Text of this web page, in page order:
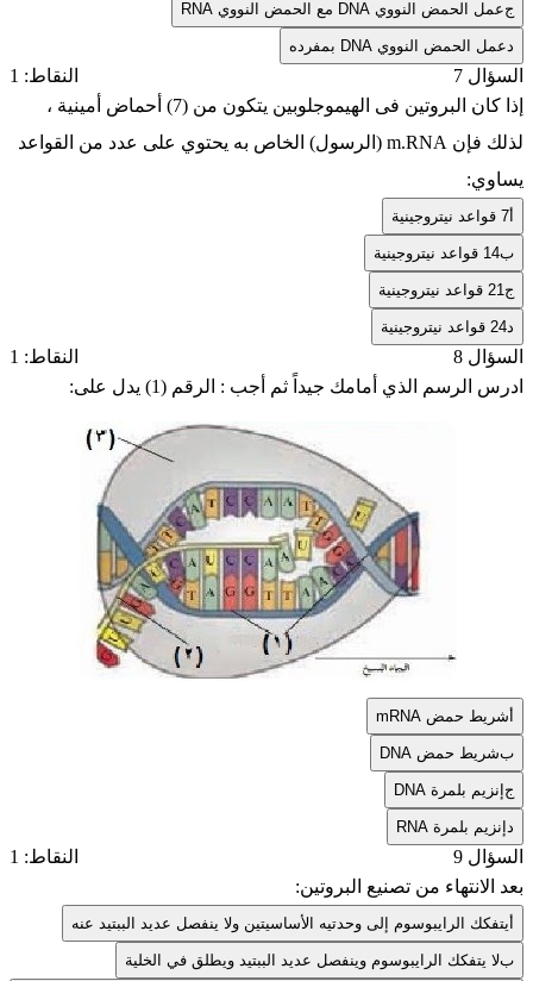
جعمل الحمض النووي DNA مع الحمض النووي RNA
عمل الحمض النووي DNA بمفرده
السؤال 7
النقاط: 1
إذا كان البروتين فى الهيموجلوبين يتكون من (7) أحماض أمينية ،
لذلك فإن m.RNA (الرسول) الخاص به يحتوي على عدد من القواعد
يساوي:
7 قواعد نيتروجينية
ب14 قواعد نيتروجينية
ج21 قواعد نيتروجينية
24 قواعد نيتروجينية
السؤال 8
النقاط: 1
ادرس الرسم الذي أمامك جيداً ثم أجب : الرقم (1) يدل على:
شريط حمض mRNA
بشريط حمض DNA
جإنزيم بلمرة DNA
إنزيم بلمرة RNA
السؤال 9
النقاط: 1
بعد الانتهاء من تصنيع البروتين:
يتفكك الرايبوسوم إلى وحدتيه الأساسيتين ولا ينفصل عديد الببتيد عنه
بلا يتفكك الرايبوسوم وينفصل عديد الببتيد ويطلق في الخلية